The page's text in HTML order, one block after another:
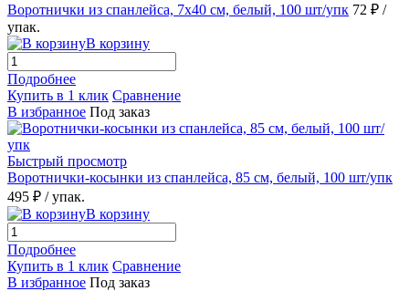
Воротнички из спанлейса, 7х40 см, белый, 100 шт/упк 72 ₽ /
упак.
В корзину
Подробнее
Купить в 1 клик Сравнение
В избранное Под заказ
Быстрый просмотр
Воротнички-косынки из спанлейса, 85 см, белый, 100 шт/упк
495 ₽ / упак.
В корзину
Подробнее
Купить в 1 клик Сравнение
В избранное Под заказ